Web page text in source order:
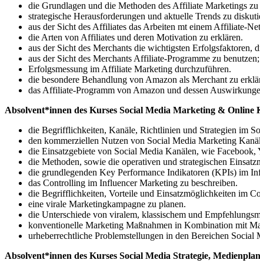
die Grundlagen und die Methoden des Affiliate Marketings zu
strategische Herausforderungen und aktuelle Trends zu
aus der Sicht des Affiliates das Arbeiten mt einem Affiliate-
die Arten von Affiliates und deren Motivation zu erklären.
aus der Sicht des Merchants die wichtigsten Erfolgsfaktoren,
aus der Sicht des Merchants Affiliate-Programme zu
Erfolgsmessung im Affiliate Marketing durchzuführen.
die besondere Behandlung von Amazon als Merchant zu
das Affiliate-Programm von Amazon und dessen
Absolvent*innen des Kurses Social Media Marketing &
die Begrifflichkeiten, Kanäle, Richtlinien und Strategien im
den kommerziellen Nutzen von Social Media Marketing
die Einsatzgebiete von Social Media Kanälen, wie
die Methoden, sowie die operativen und strategischen
die grundlegenden Key Performance Indikatoren (KPIs) im
das Controlling im Influencer Marketing zu beschreiben.
die Begrifflichkeiten, Vorteile und Einsatzmöglichkeiten im
eine virale Marketingkampagne zu planen.
die Unterschiede von viralem, klassischem und
konventionelle Marketing Maßnahmen in Kombination mit
urheberrechtliche Problemstellungen in den Bereichen
Absolvent*innen des Kurses Social Media Strategie,